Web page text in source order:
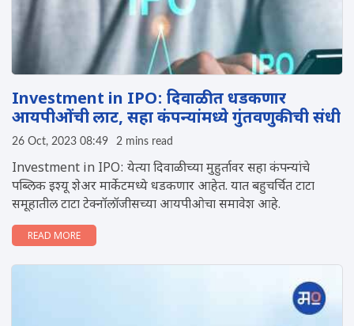
Investment in IPO: दिवाळीत धडकणार
आयपीओंची लाट, सहा कंपन्यांमध्ये गुंतवणुकीची संधी
26 Oct, 2023 08:49 2 mins read
Investment in IPO: येत्या दिवाळीच्या मुहुर्तावर सहा कंपन्यांचे
पब्लिक इश्यू शेअर मार्केटमध्ये धडकणार आहेत. यात बहुचर्चित टाटा
समूहातील टाटा टेक्नॉलॉजीसच्या आयपीओचा समावेश आहे.
READ MORE